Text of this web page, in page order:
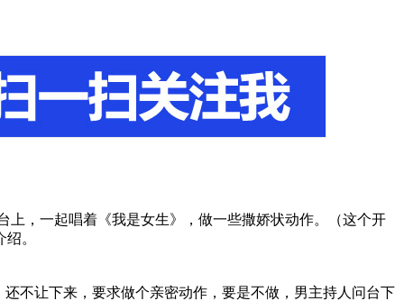
，一起唱着《我是女生》，做一些撒娇状动作。（这个开
。
不让下来，要求做个亲密动作，要是不做，男主持人问台下